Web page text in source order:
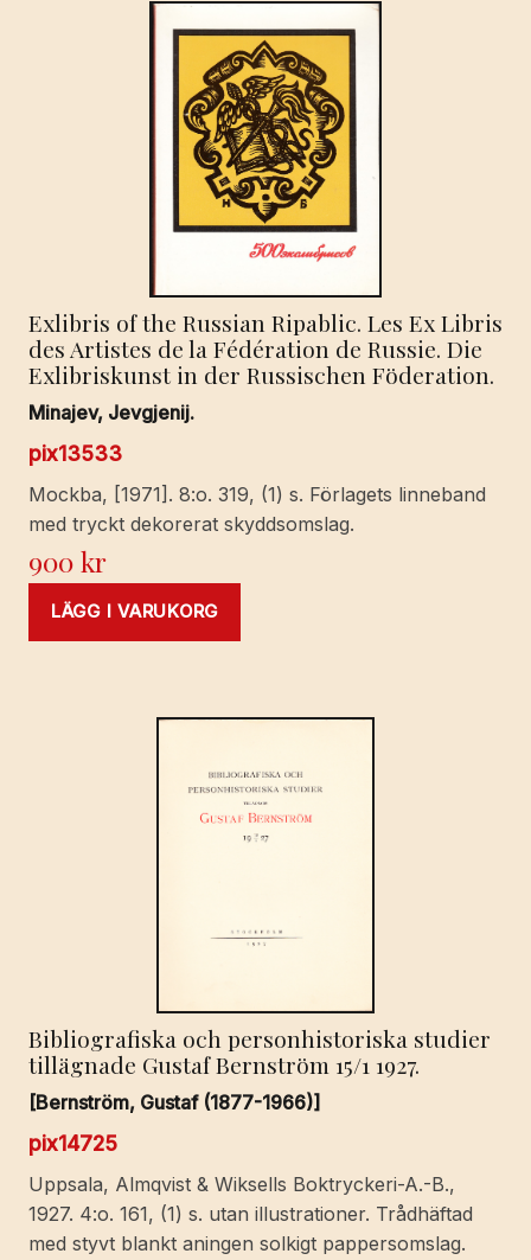
Exlibris of the Russian Ripablic. Les Ex Libris
des Artistes de la Fédération de Russie. Die
Exlibriskunst in der Russischen Föderation.
Minajev, Jevgjenij.
pix13533
Mockba, [1971]. 8:o. 319, (1) s. Förlagets linneband
med tryckt dekorerat skyddsomslag.
900kr
LÄGG I VARUKORG
Bibliografiska och personhistoriska studier
tillägnade Gustaf Bernström 15/1 1927.
[Bernström, Gustaf (1877-1966)]
pix14725
Uppsala, Almqvist & Wiksells Boktryckeri-A.-B.,
1927. 4:o. 161, (1) s. utan illustrationer. Trådhäftad
med styvt blankt aningen solkigt pappersomslag.